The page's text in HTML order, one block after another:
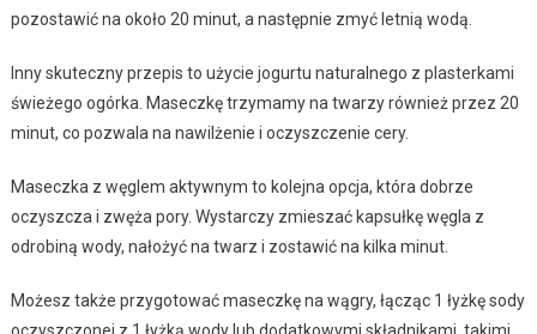
pozostawić na około 20 minut, a następnie zmyć letnią wodą.
Inny skuteczny przepis to użycie jogurtu naturalnego z plasterkami
świeżego ogórka. Maseczkę trzymamy na twarzy również przez 20
minut, co pozwala na nawilżenie i oczyszczenie cery.
Maseczka z węglem aktywnym to kolejna opcja, która dobrze
oczyszcza i zwęża pory. Wystarczy zmieszać kapsułkę węgla z
odrobiną wody, nałożyć na twarz i zostawić na kilka minut.
Możesz także przygotować maseczkę na wągry, łącząc 1 łyżkę sody